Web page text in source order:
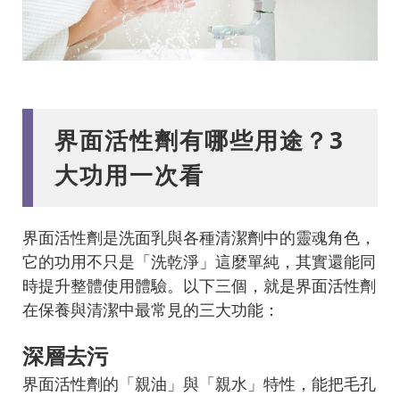
界面活性劑有哪些用途？3
大功用一次看
界面活性劑是洗面乳與各種清潔劑中的靈魂角色，
它的功用不只是「洗乾淨」這麼單純，其實還能同
時提升整體使用體驗。以下三個，就是界面活性劑
在保養與清潔中最常見的三大功能：
深層去污
界面活性劑的「親油」與「親水」特性，能把毛孔